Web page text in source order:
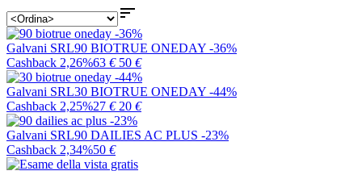

Galvani SRL90 BIOTRUE ONEDAY -36%
Cashback 2,26%63 € 50 €
Galvani SRL30 BIOTRUE ONEDAY -44%
Cashback 2,25%27 € 20 €
Galvani SRL90 DAILIES AC PLUS -23%
Cashback 2,34%50 €